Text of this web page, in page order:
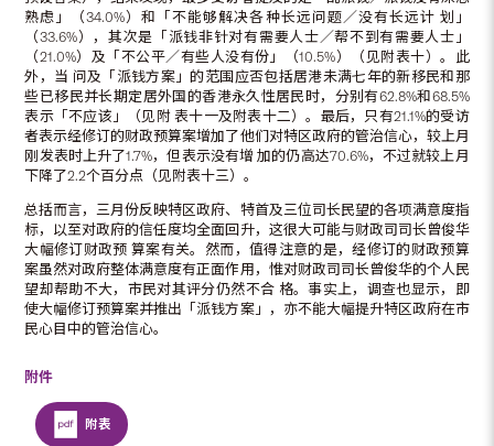
熟虑」（34.0%）和「不能够解决各种长远问题／没有长远计 划」
（33.6%），其次是「派钱非针对有需要人士／帮不到有需要人士」
（21.0%）及「不公平／有些人没有份」（10.5%）（见附表十）。此
外，当 问及「派钱方案」的范围应否包括居港未满七年的新移民和那
些已移民并长期定居外国的香港永久性居民时，分别有62.8%和68.5%
表示「不应该」（见附 表十一及附表十二）。最后，只有21.1%的受访
者表示经修订的财政预算案增加了他们对特区政府的管治信心，较上月
刚发表时上升了1.7%，但表示没有增 加的仍高达70.6%，不过就较上月
下降了2.2个百分点（见附表十三）。
总括而言，三月份反映特区政府、特首及三位司长民望的各项满意度指
标，以至对政府的信任度均全面回升，这很大可能与财政司司长曾俊华
大幅修订财政预 算案有关。然而，值得注意的是，经修订的财政预算
案虽然对政府整体满意度有正面作用，惟对财政司司长曾俊华的个人民
望却帮助不大，市民对其评分仍然不合 格。事实上，调查也显示，即
使大幅修订预算案并推出「派钱方案」，亦不能大幅提升特区政府在市
民心目中的管治信心。
附件
附表